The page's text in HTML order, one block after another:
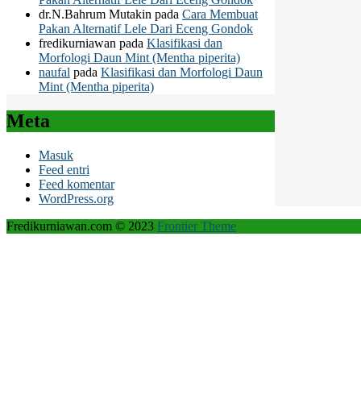
dr.N.Bahrum Mutakin pada Cara Membuat
Pakan Alternatif Lele Dari Eceng Gondok
fredikurniawan pada Klasifikasi dan
Morfologi Daun Mint (Mentha piperita)
naufal pada Klasifikasi dan Morfologi Daun
Mint (Mentha piperita)
Meta
Masuk
Feed entri
Feed komentar
WordPress.org
Fredikurniawan.com © 2023 Frontier Theme